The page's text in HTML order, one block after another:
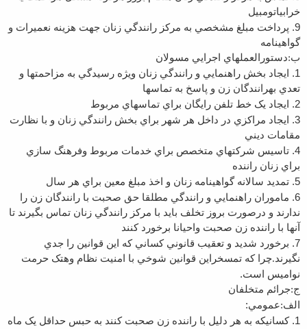
خرابياتومبيل
9. پرداخت مبلغ مشخصي به مرکز رانندگي زنان جهت هزينه نعميرات و
گواهينامه
ب:دستورالعملهاي اجرايي مسولان
1.
ايجاد بخش راهنمايي و رانندگي زنان ويژه رسيدگي به مزاحمتها و
تعدي بهرانندگان زن و پاسخ به تماسها
2. ايجاد يک خط تلفن رايگان براي تماسهاي مربوط
3. ايجاد مراکزي در داخل هر شهر براي بخش رانندگي زنان و با نظارت
مقامات ديني
4. تاسيس شرکتهاي متخصص براي خدمات مربوط وفرهنگ سازي
براي زنان راننده
5. تمديد سالانه گواهينامه زنان و اخذ مبلغ معين براي هر سال
6. ماموران راهنمايي و رانندگي مطلقا حق صحبت با رانندگان زن را
ندارند و در صورت بروز تخلف بايد با مرکز رانندگي زنان تماس بگيرند تا
آنها با راننده زن صحبت واحيانا برخورد کنند
7. برخورد شديد و تعقيب قانوني کساني که اين قوانين را جدي
نگيرند.چرا که تمسخر اين قوانين شوخي با امنيت نظام وهتک حرمت
نواميس است.
ج:جرائم متخلفان
الف:عمومي:
1. کسانيکه به هر دليل با راننده زن صحبت کنند به حبس حداقل يک ماه